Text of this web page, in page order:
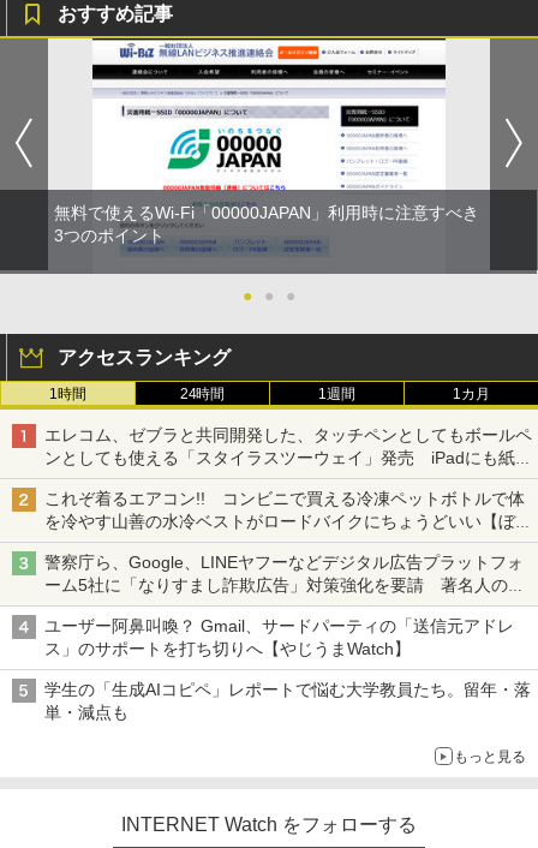
おすすめ記事
無料で使えるWi-Fi「00000JAPAN」利用時に注意すべき
3つのポイント
● ● ●
アクセスランキング
1時間 24時間 1週間 1カ月
エレコム、ゼブラと共同開発した、タッチペンとしてもボールペ
ンとしても使える「スタイラスツーウェイ」発売 iPadにも紙に
も、持ち替えずに書き込める
これぞ着るエアコン!! コンビニで買える冷凍ペットボトルで体
を冷やす山善の水冷ベストがロードバイクにちょうどいい【ぼっ
ち・ざ・ろーど！その14】【空いた時間でなにしてる？】
警察庁ら、Google、LINEヤフーなどデジタル広告プラットフォ
ーム5社に「なりすまし詐欺広告」対策強化を要請 著名人の写
真や映像を使った投資詐欺などへの対策として
ユーザー阿鼻叫喚？ Gmail、サードパーティの「送信元アドレ
ス」のサポートを打ち切りへ【やじうまWatch】
学生の「生成AIコピペ」レポートで悩む大学教員たち。留年・落
単・減点も
もっと見る
INTERNET Watch をフォローする